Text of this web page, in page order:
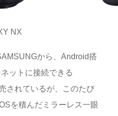
NX
から、Android搭
ットに接続できる
されているが、このたび
を積んだミラーレス一眼